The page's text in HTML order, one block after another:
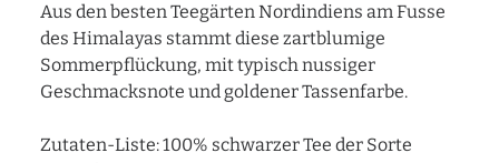
Aus den besten Teegärten Nordindiens am Fusse
des Himalayas stammt diese zartblumige
Sommerpflückung, mit typisch nussiger
Geschmacksnote und goldener Tassenfarbe.
Zutaten-Liste: 100% schwarzer Tee der Sorte